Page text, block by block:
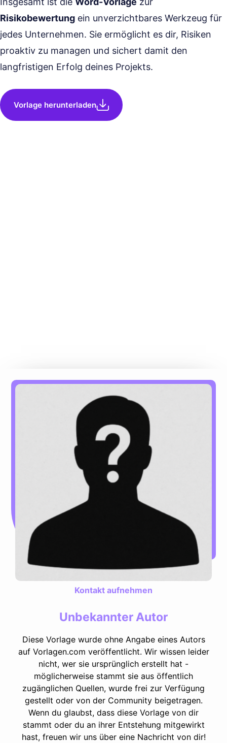
Risikobewertung ein unverzichtbares Werkzeug für
jedes Unternehmen. Sie ermöglicht es dir, Risiken
proaktiv zu managen und sichert damit den
langfristigen Erfolg deines Projekts.
Vorlage herunterladen
Kontakt aufnehmen
Unbekannter Autor
Diese Vorlage wurde ohne Angabe eines Autors
auf Vorlagen.com veröffentlicht. Wir wissen leider
nicht, wer sie ursprünglich erstellt hat -
möglicherweise stammt sie aus öffentlich
zugänglichen Quellen, wurde frei zur Verfügung
gestellt oder von der Community beigetragen.
Wenn du glaubst, dass diese Vorlage von dir
stammt oder du an ihrer Entstehung mitgewirkt
hast, freuen wir uns über eine Nachricht von dir!